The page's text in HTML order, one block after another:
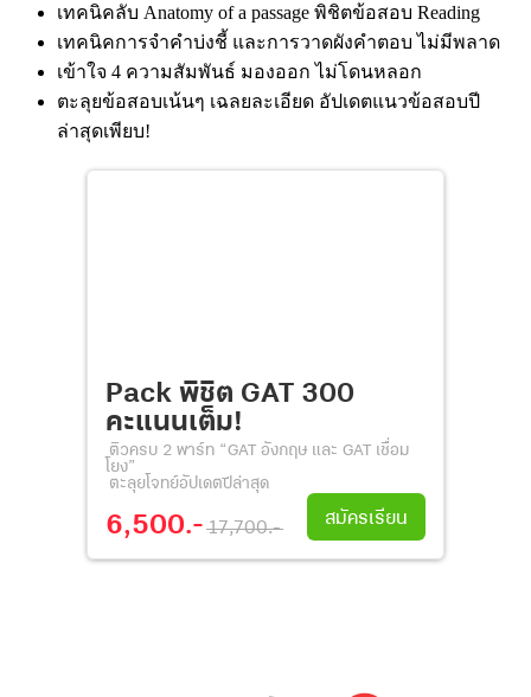
เทคนิคลับ Anatomy of a passage พิชิตข้อสอบ Reading
เทคนิคการจำคำบ่งชี้ และการวาดผังคำตอบ ไม่มีพลาด
เข้าใจ 4 ความสัมพันธ์ มองออก ไม่โดนหลอก
ตะลุยข้อสอบเน้นๆ เฉลยละเอียด อัปเดตแนวข้อสอบปี
ล่าสุดเพียบ!
Pack พิชิต GAT 300
คะแนนเต็ม!
ติวครบ 2 พาร์ท “GAT อังกฤษ และ GAT เชื่อม
โยง”
ตะลุยโจทย์อัปเดตปีล่าสุด
6,500.- 17,700.- สมัครเรียน